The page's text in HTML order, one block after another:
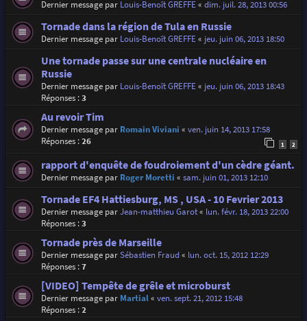
Dernier message par Louis-Benoît GREFFE« dim. juil. 28, 2013 00:56
Tornade dans la région de Tula en Russie
Dernier message par Louis-Benoît GREFFE« jeu. juin 06, 2013 18:50
Une tornade passe sur une centrale nucléaire en
Russie
Dernier message par Louis-Benoît GREFFE« jeu. juin 06, 2013 18:43
Réponses :3
Au revoir Tim
Dernier message par Romain Viviani « ven. juin 14, 2013 17:58
Réponses :26 1 2
rapport d'enquête de foudroiement d'un cèdre géant.
Dernier message par Roger Moretti « sam. juin 01, 2013 12:10
Tornade EF4 Hattiesburg, MS , USA - 10 Fevrier 2013
Dernier message parJean-matthieu Garot« lun. févr. 18, 2013 22:00
Réponses :3
Tornade près de Marseille
Dernier message parSébastien Fraud« lun. oct. 15, 2012 12:29
Réponses :7
[VIDEO] Tempête de grêle et microburst
Dernier message par Martial« ven. sept. 21, 2012 15:48
Réponses :2